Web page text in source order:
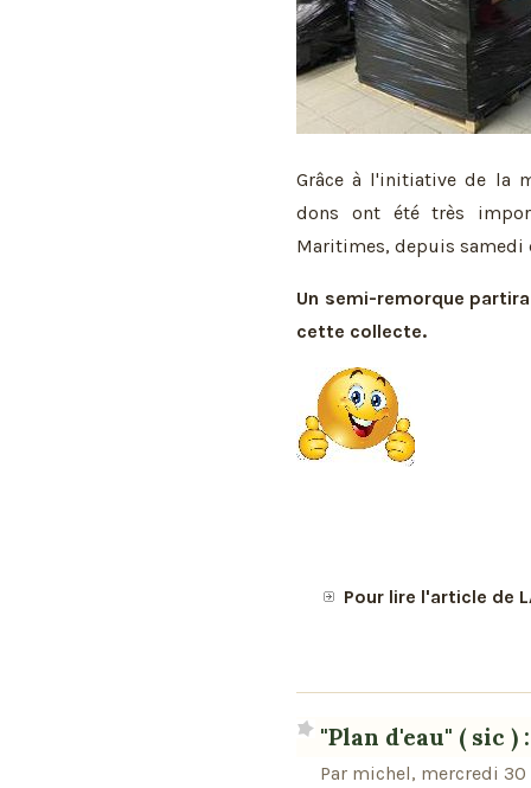
Grâce à l'initiative de la
dons ont été très
Maritimes, depuis samedi
Un semi-remorque
cette collecte.
Pour lire l'article de
"Plan d'eau" ( sic
Par michel, mercredi